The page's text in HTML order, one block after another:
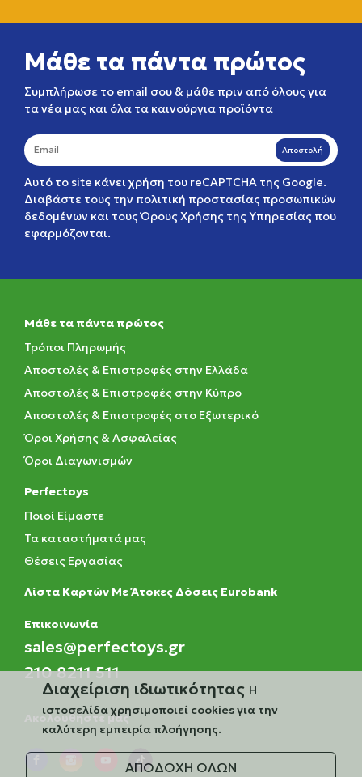
Μάθε τα πάντα πρώτος
Συμπλήρωσε το email σου & μάθε πριν από όλους για
τα νέα μας και όλα τα καινούργια προϊόντα
Αποστολή
Αυτό το site κάνει χρήση του reCAPTCHA της Google.
Διαβάστε τους την πολιτική προστασίας προσωπικών
δεδομένων και τουςΌρους Χρήσης της Υπηρεσίας που
εφαρμόζονται.
Μάθε τα πάντα πρώτος
Τρόποι Πληρωμής
Αποστολές & Επιστροφές στην Ελλάδα
Αποστολές & Επιστροφές στην Κύπρο
Αποστολές & Επιστροφές στο Εξωτερικό
Όροι Χρήσης & Ασφαλείας
Όροι Διαγωνισμών
Perfectoys
Ποιοί Είμαστε
Τα καταστήματά μας
Θέσεις Εργασίας
Λίστα Καρτών Με Άτοκες Δόσεις Eurobank
Eπικοινωνία
sales@perfectoys.gr
210 8211 511
Ακολουθήστε μας
Διαχείριση ιδιωτικότητας Η
ιστοσελίδα χρησιμοποιεί cookies για την
καλύτερη εμπειρία πλοήγησης.
ΑΠΟΔΟΧΗ ΟΛΩΝ